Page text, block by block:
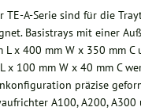
TE-A-Serie sind für die
Basistrays mit einer
L x 400 mm W x 350 mm C
x 100 mm W x 40 mm C
präzise
A100, A200, A300